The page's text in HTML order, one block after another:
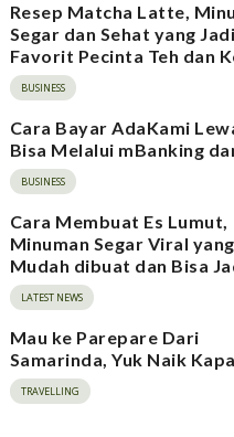
Resep Matcha Latte,
Segar dan Sehat yang Jadi
Favorit Pecinta Teh dan
BUSINESS
Cara Bayar AdaKami
Bisa Melalui mBanking
BUSINESS
Cara Membuat Es Lumut,
Minuman Segar Viral yang
Mudah dibuat dan Bisa
Jualan
LATEST NEWS
Mau ke Parepare Dari
Samarinda, Yuk Naik
TRAVELLING